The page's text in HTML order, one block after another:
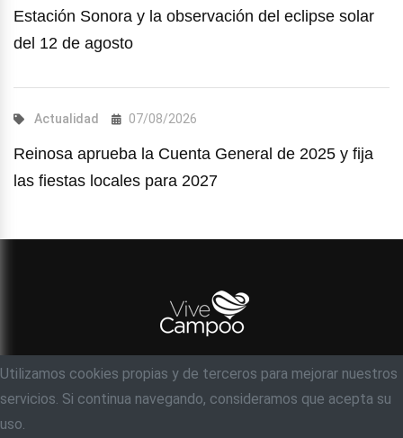
Utilizamos cookies propias y de terceros para mejorar nuestros
servicios. Si continua navegando, consideramos que acepta su
uso.
Estación Sonora y la observación del eclipse solar
del 12 de agosto
Actualidad 07/08/2026
Reinosa aprueba la Cuenta General de 2025 y fija
las fiestas locales para 2027
© Objetivo 35 milímetros, S.C
Acerca de Contacto Ayuda
Aviso legal